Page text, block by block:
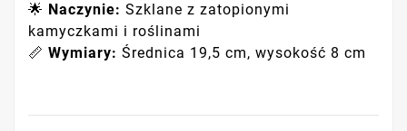
🌟 Naczynie: Szklane z zatopionymi
kamyczkami i roślinami
📏 Wymiary: Średnica 19,5 cm, wysokość 8 cm